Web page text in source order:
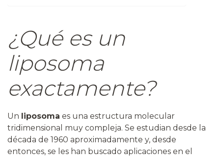
¿Qué es un
liposoma
exactamente?
Un liposoma es una estructura molecular
tridimensional muy compleja. Se estudian desde la
década de 1960 aproximadamente y, desde
entonces, se les han buscado aplicaciones en el